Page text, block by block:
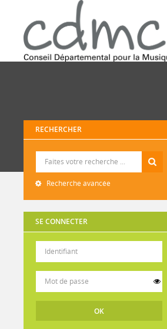
RECHERCHER
Recherche avancée
SE CONNECTER